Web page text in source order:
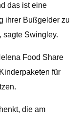
das ist eine
ihrer Bußgelder zu
sagte Swingley.
Food Share
für
die am